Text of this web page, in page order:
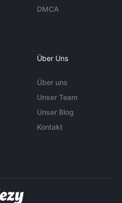
DMCA
Über Uns
Über uns
Unser Team
Unser Blog
Kontakt